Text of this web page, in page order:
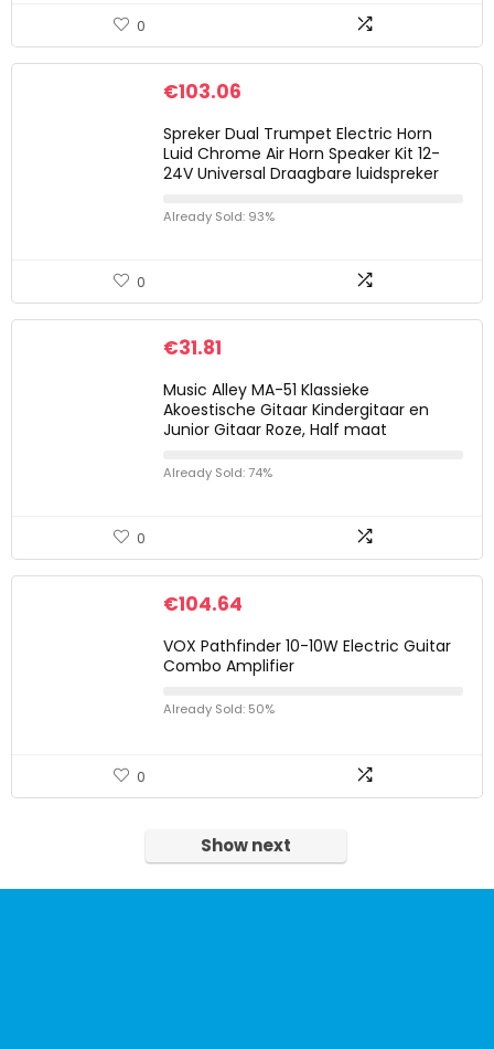
0
€103.06
Spreker Dual Trumpet Electric Horn
Luid Chrome Air Horn Speaker Kit 12-
24V Universal Draagbare luidspreker
Already Sold: 93%
0
€31.81
Music Alley MA-51 Klassieke
Akoestische Gitaar Kindergitaar en
Junior Gitaar Roze, Half maat
Already Sold: 74%
0
€104.64
VOX Pathfinder 10-10W Electric Guitar
Combo Amplifier
Already Sold: 50%
0
Show next